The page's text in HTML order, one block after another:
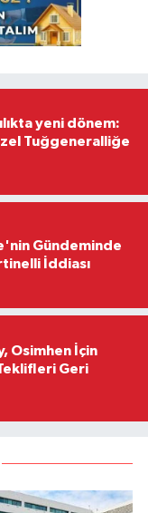
yeni dönem:
Tuğgeneralliğe
Gündeminde
İddiası
Osimhen İçin
Geri